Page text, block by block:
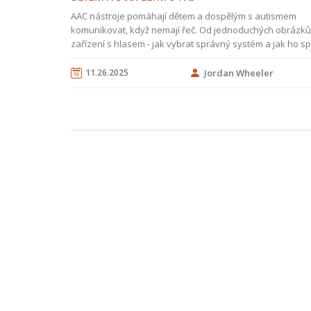
AAC nástroje pomáhají dětem a dospělým s autismem
komunikovat, když nemají řeč. Od jednoduchých
zařízení s hlasem - jak vybrat správný systém a jak ho
11.26.2025 Jordan Wheeler